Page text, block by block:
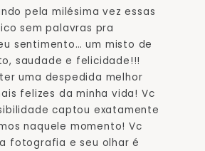
pela milésima vez essas
sem palavras pra
sentimento… um misto de
saudade e felicidade!!!
uma despedida melhor
felizes da minha vida! Vc
captou exatamente
naquele momento! Vc
fotografia e seu olhar é